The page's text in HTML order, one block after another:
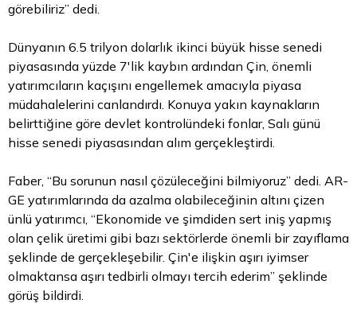
görebiliriz” dedi.
Dünyanın 6.5 trilyon dolarlık ikinci büyük hisse senedi
piyasasında yüzde 7'lik kaybın ardından Çin, önemli
yatırımcıların kaçışını engellemek amacıyla piyasa
müdahalelerini canlandırdı. Konuya yakın kaynakların
belirttiğine göre devlet kontrolündeki fonlar, Salı günü
hisse senedi piyasasından alım gerçekleştirdi.
Faber, “Bu sorunun nasıl çözüleceğini bilmiyoruz” dedi. AR-
GE yatırımlarında da azalma olabileceğinin altını çizen
ünlü yatırımcı, “Ekonomide ve şimdiden sert iniş yapmış
olan çelik üretimi gibi bazı sektörlerde önemli bir zayıflama
şeklinde de gerçekleşebilir. Çin'e ilişkin aşırı iyimser
olmaktansa aşırı tedbirli olmayı tercih ederim” şeklinde
görüş bildirdi.